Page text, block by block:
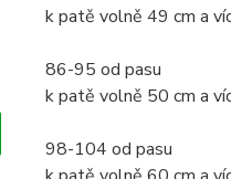
k patě volně 49 cm a
86-95 od pasu
k patě volně 50 cm a
98-104 od pasu